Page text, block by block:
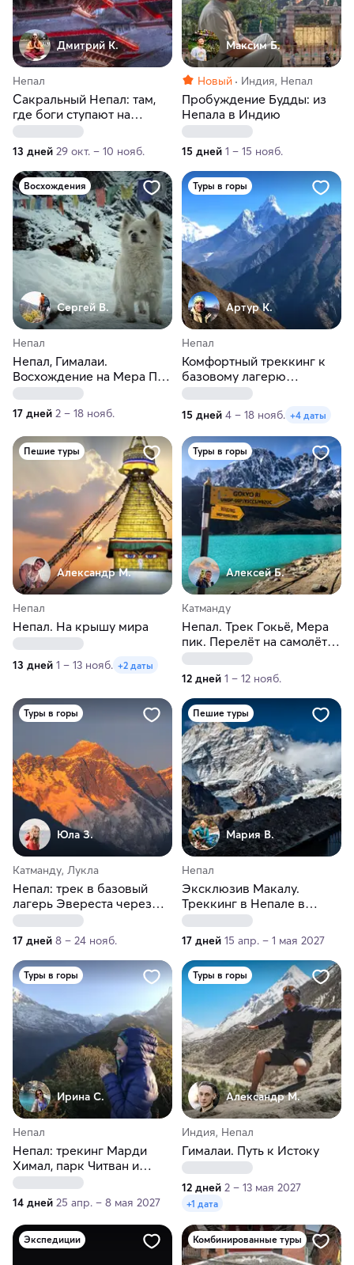
Дмитрий К.
Непал
Сакральный Непал: там,
где боги ступают на
землю
13 дней 29 окт. – 10 нояб.
Максим Б.
Новый Индия, Непал
Пробуждение Будды: из
Непала в Индию
15 дней 1 – 15 нояб.
Восхождения
Сергей В.
Непал
Непал, Гималаи.
Восхождение на Мера Пик
за 17 дней
17 дней 2 – 18 нояб.
Туры в горы
Артур К.
Непал
Комфортный треккинг к
базовому лагерю
Эвереста
15 дней 4 – 18 нояб. +4 даты
Пешие туры
Александр М.
Непал
Непал. На крышу мира
13 дней 1 – 13 нояб. +2 даты
Туры в горы
Алексей Б.
Катманду
Непал. Трек Гокьё, Мера
пик. Перелёт на самолёте
и вертолёте
12 дней 1 – 12 нояб.
Туры в горы
Юла З.
Катманду, Лукла
Непал: трек в базовый
лагерь Эвереста через
Гокио
17 дней 8 – 24 нояб.
Пешие туры
Мария В.
Непал
Эксклюзив Макалу.
Треккинг в Непале в
базовый лагерь пятой
вершины мира
17 дней 15 апр. – 1 мая 2027
Туры в горы
Ирина С.
Непал
Непал: трекинг Марди
Химал, парк Читван и
долина Катманду
14 дней 25 апр. – 8 мая 2027
Туры в горы
Александр М.
Индия, Непал
Гималаи. Путь к Истоку
12 дней 2 – 13 мая 2027
+1 дата
Экспедиции Комбинированные туры